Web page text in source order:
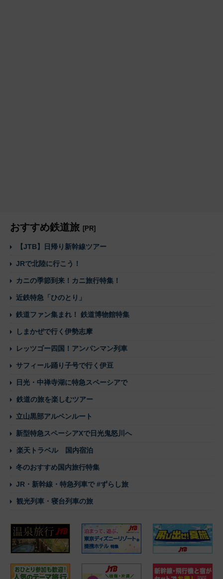
おすすめ鉄道旅 [PR]
【JTB】日帰り新幹線ツアー
JRで北陸に行こう！
カニの季節到来！カニ旅行特集！
近鉄特急「ひのとり」
鉄道ファン集まれ！ 鉄道博物館特集
しまかぜで行く伊勢志摩
レッツゴー四国！アンパンマン列車
サフィール踊り子号で行く伊豆
日光・中禅寺湖に特急スペーシアで
鉄道の旅を楽しむツアー
立山黒部アルペンルート
新型特急スペーシアXで日光鬼怒川へ
楽天トラベル 国内宿泊
冬のおすすめ国内旅行特集
JR・新幹線・特急列車で #ずらし旅
観光列車・寝台列車の旅